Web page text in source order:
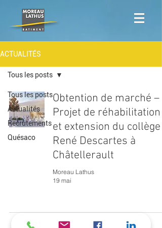
ACTUALITÉS
Tous les posts
Actualités
Recrutements
Quésaco
Tous les posts
Obtention de marché –
Projet de réhabilitation
et extension du collège
René Descartes à
Châtellerault
Moreau Lathus
19 mai